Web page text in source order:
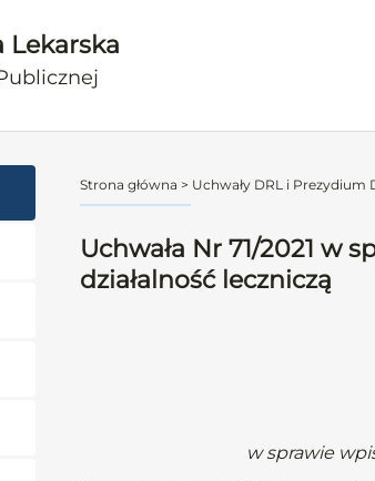
Lekarska
Strona główna > Uchwały DRL i Prezydium
Uchwała Nr 71/2021
działalność leczniczą
w sprawie